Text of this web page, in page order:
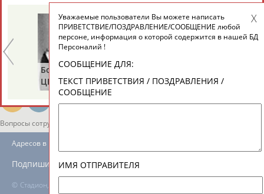
ТАБЛО АКТИВНОСТИ
ЦЕЛИ ПРОЕКТА КОНТАКТЫ
Вопросы сотрудничества и совместной деятельности
© Стадион, 1998-2026
Адресов в новостной рассылке: 996
Подпишись
Борис
ЦЫБИН
РАХЛИН
Уважаемые пользователи Вы можете написать
ПРИВЕТСТВИЕ/ПОЗДРАВЛЕНИЕ/СООБЩЕНИЕ любой
персоне, информация о которой содержится в нашей БД
Персоналий !
СООБЩЕНИЕ ДЛЯ:
ТЕКСТ ПРИВЕТСТВИЯ / ПОЗДРАВЛЕНИЯ /
СООБЩЕНИЕ
ИМЯ ОТПРАВИТЕЛЯ